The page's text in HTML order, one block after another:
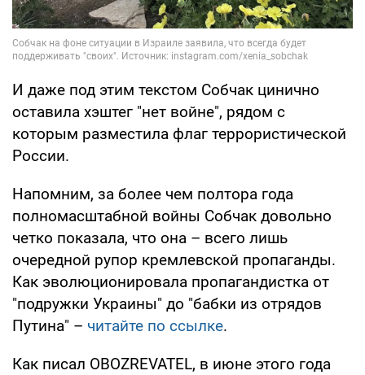
И даже под этим текстом Собчак цинично
оставила хэштег "нет войне", рядом с
которым разместила флаг террористической
России.
Напомним, за более чем полтора года
полномасштабной войны Собчак довольно
четко показала, что она – всего лишь
очередной рупор кремлевской пропаганды.
Как эволюционировала пропагандистка от
"подружки Украины" до "бабки из отрядов
Путина" – читайте по ссылке.
Как писал OBOZREVATEL, в июне этого года